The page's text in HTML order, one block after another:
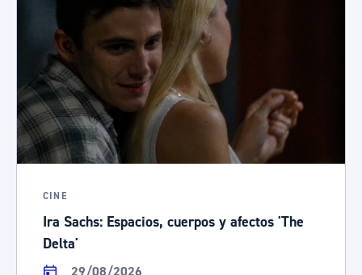
CINE
Ira Sachs: Espacios, cuerpos y afectos 'The
Delta'
29/08/2026